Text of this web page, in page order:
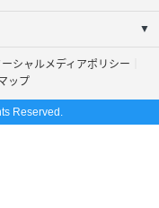
▼
ーシャルメディアポリシー
ップ
Reserved.